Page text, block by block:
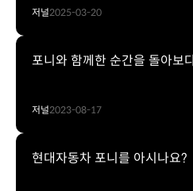
저널2025-03-20
포니와 함께한 순간을 돌아보
저널2023-08-17
현대자동차 포니를 아시나요?